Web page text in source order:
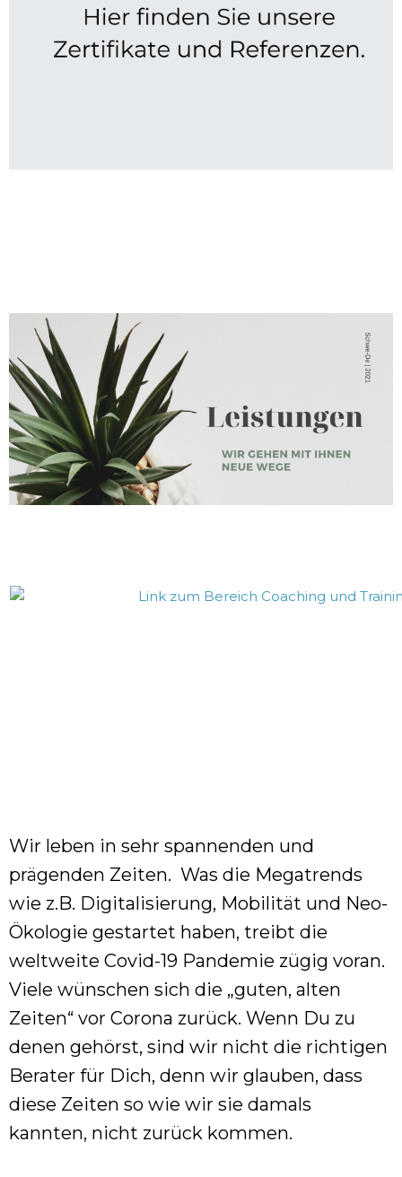
Wir leben in sehr spannenden und
prägenden Zeiten. Was die Megatrends
wie z.B. Digitalisierung, Mobilität und Neo-
Ökologie gestartet haben, treibt die
weltweite Covid-19 Pandemie zügig voran.
Viele wünschen sich die „guten, alten
Zeiten“ vor Corona zurück. Wenn Du zu
denen gehörst, sind wir nicht die richtigen
Berater für Dich, denn wir glauben, dass
diese Zeiten so wie wir sie damals
kannten, nicht zurück kommen.